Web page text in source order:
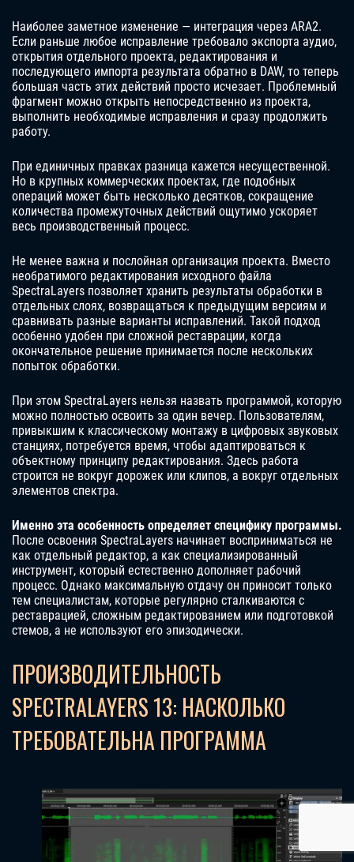
Наиболее заметное изменение — интеграция через ARA2.
Если раньше любое исправление требовало экспорта аудио,
открытия отдельного проекта, редактирования и
последующего импорта результата обратно в DAW, то теперь
большая часть этих действий просто исчезает. Проблемный
фрагмент можно открыть непосредственно из проекта,
выполнить необходимые исправления и сразу продолжить
работу.
При единичных правках разница кажется несущественной.
Но в крупных коммерческих проектах, где подобных
операций может быть несколько десятков, сокращение
количества промежуточных действий ощутимо ускоряет
весь производственный процесс.
Не менее важна и послойная организация проекта. Вместо
необратимого редактирования исходного файла
SpectraLayers позволяет хранить результаты обработки в
отдельных слоях, возвращаться к предыдущим версиям и
сравнивать разные варианты исправлений. Такой подход
особенно удобен при сложной реставрации, когда
окончательное решение принимается после нескольких
попыток обработки.
При этом SpectraLayers нельзя назвать программой, которую
можно полностью освоить за один вечер. Пользователям,
привыкшим к классическому монтажу в цифровых звуковых
станциях, потребуется время, чтобы адаптироваться к
объектному принципу редактирования. Здесь работа
строится не вокруг дорожек или клипов, а вокруг отдельных
элементов спектра.
Именно эта особенность определяет специфику программы.
После освоения SpectraLayers начинает восприниматься не
как отдельный редактор, а как специализированный
инструмент, который естественно дополняет рабочий
процесс. Однако максимальную отдачу он приносит только
тем специалистам, которые регулярно сталкиваются с
реставрацией, сложным редактированием или подготовкой
стемов, а не используют его эпизодически.
ПРОИЗВОДИТЕЛЬНОСТЬ
SPECTRALAYERS 13: НАСКОЛЬКО
ТРЕБОВАТЕЛЬНА ПРОГРАММА